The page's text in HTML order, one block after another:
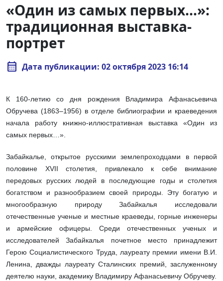
«Один из самых первых…»:
традиционная выставка-
портрет
calendar_month Дата публикации: 02 октября 2023 16:14
К 160-летию со дня рождения Владимира Афанасьевича
Обручева (1863–1956) в отделе библиографии и краеведения
начала работу книжно-иллюстративная выставка «Один из
самых первых…».
Забайкалье, открытое русскими землепроходцами в первой
половине XVII столетия, привлекало к себе внимание
передовых русских людей в последующие годы и столетия
богатством и разнообразием своей природы. Эту богатую и
многообразную природу Забайкалья исследовали
отечественные ученые и местные краеведы, горные инженеры
и армейские офицеры. Среди отечественных ученых и
исследователей Забайкалья почетное место принадлежит
Герою Социалистического Труда, лауреату премии имени В.И.
Ленина, дважды лауреату Сталинских премий, заслуженному
деятелю науки, академику Владимиру Афанасьевичу Обручеву.